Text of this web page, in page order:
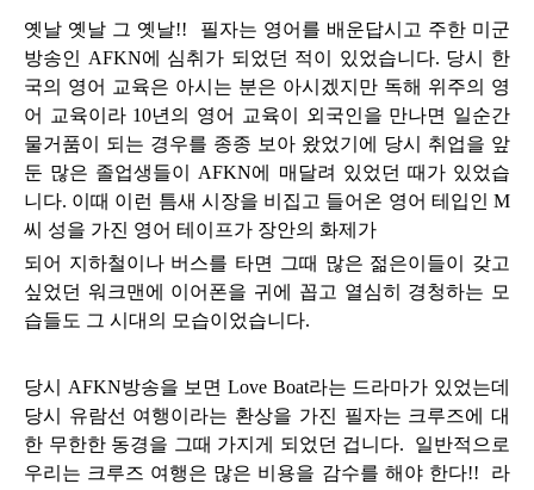
옛날 옛날 그 옛날!! 필자는 영어를 배운답시고 주한 미군
방송인 AFKN에 심취가 되었던 적이 있었습니다. 당시 한
국의 영어 교육은 아시는 분은 아시겠지만 독해 위주의 영
어 교육이라 10년의 영어 교육이 외국인을 만나면 일순간
물거품이 되는 경우를 종종 보아 왔었기에 당시 취업을 앞
둔 많은 졸업생들이 AFKN에 매달려 있었던 때가 있었습
니다. 이때 이런 틈새 시장을 비집고 들어온 영어 테입인 M
씨 성을 가진 영어 테이프가 장안의 화제가
되어 지하철이나 버스를 타면 그때 많은 젊은이들이 갖고
싶었던 워크맨에 이어폰을 귀에 꼽고 열심히 경청하는 모
습들도 그 시대의 모습이었습니다.
당시 AFKN방송을 보면 Love Boat라는 드라마가 있었는데
당시 유람선 여행이라는 환상을 가진 필자는 크루즈에 대
한 무한한 동경을 그때 가지게 되었던 겁니다. 일반적으로
우리는 크루즈 여행은 많은 비용을 감수를 해야 한다!! 라